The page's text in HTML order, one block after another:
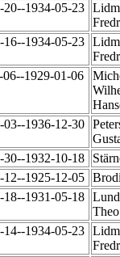
20--1934-05-23
16--1934-05-23
06--1929-01-06
03--1936-12-30
30--1932-10-18
12--1925-12-05
18--1931-05-18
14--1934-05-23